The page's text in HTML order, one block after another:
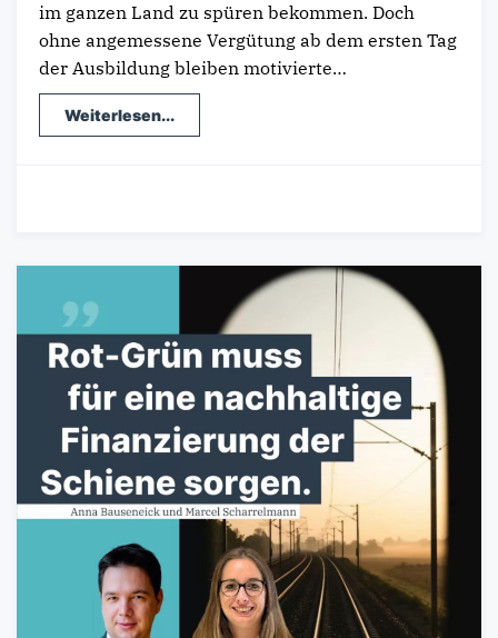
im ganzen Land zu spüren bekommen. Doch
ohne angemessene Vergütung ab dem ersten Tag
der Ausbildung bleiben motivierte…
Weiterlesen...